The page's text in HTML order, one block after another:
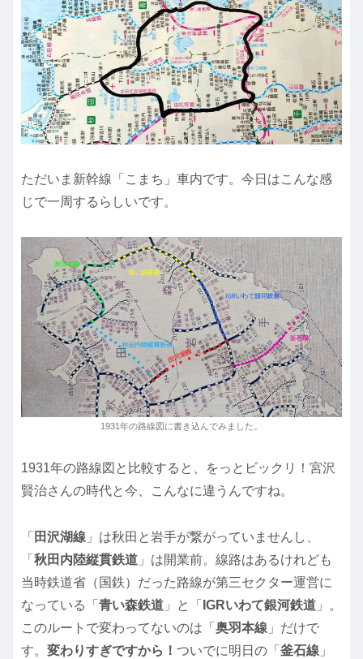
ただいま新幹線「こまち」車内です。今日はこんな感
じで一周するらしいです。
1931年の路線図に書き込んでみました。
1931年の路線図と比較すると、をっとビックリ！宮沢
賢治さんの時代と今、こんなに違うんですね。
「 田沢湖線 」は秋田と岩手が繋がっていませんし、
「 秋田内陸縦貫鉄道 」は開業前。線路はあるけれども
当時鉄道省（国鉄）だった路線が第三セクター運営に
なっている「 青い森鉄道 」と「 IGRいわて銀河鉄道 」。
このルートで変わってないのは「 奥羽本線 」だけで
す。 変わりすぎですから！ ついでに明日の「 釜石線 」